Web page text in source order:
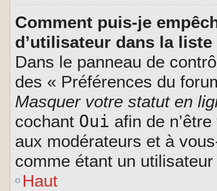
Comment puis-je
d’utilisateur dans la
Dans le panneau de
des « Préférences du
Masquer votre statut en
cochant Oui afin de
aux modérateurs et à
comme étant un
Haut